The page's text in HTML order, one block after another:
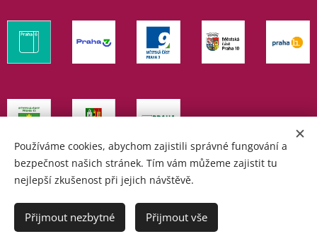
Jazyky
Používáme cookies, abychom zajistili správné fungování a
bezpečnost našich stránek. Tím vám můžeme zajistit tu
nejlepší zkušenost při jejich návštěvě.
Přijmout nezbytné Přijmout vše